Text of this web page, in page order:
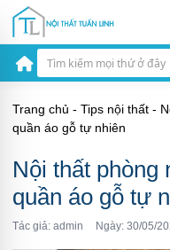
Trang chủ - Tips nội thất -
quần áo gỗ tự nhiên
Nội thất phòng
quần áo gỗ tự
Tác giả: admin Ngày: 30/05/